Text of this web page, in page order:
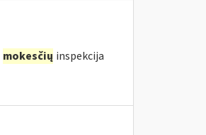
mokesčių inspekcija